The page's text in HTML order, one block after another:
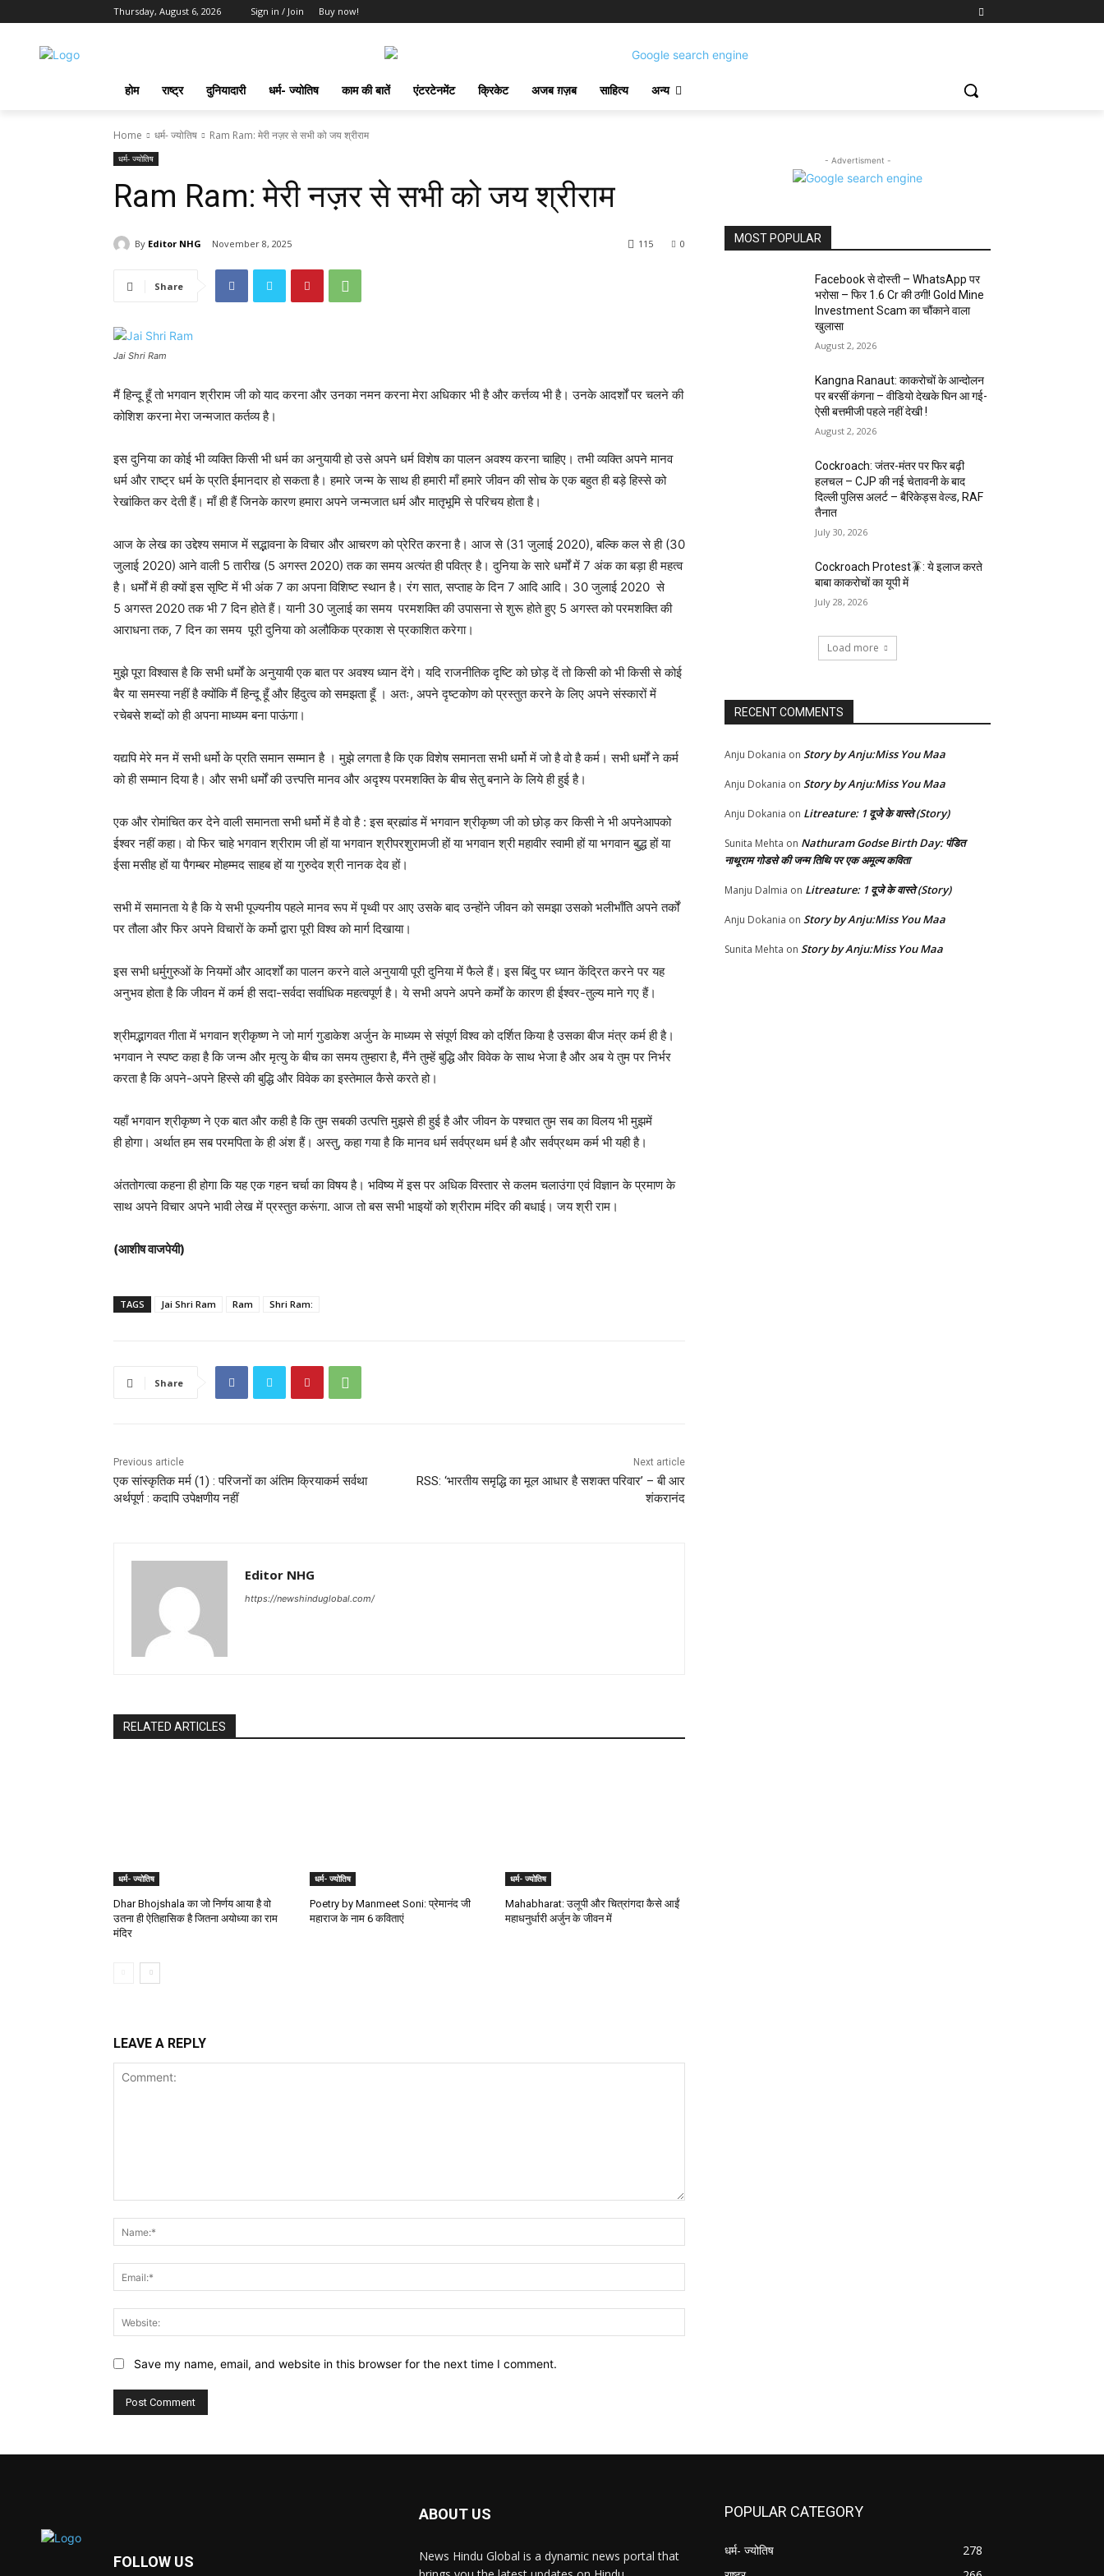
Thursday, August 6, 2026 Sign in / Join Buy now!
होम राष्ट्र दुनियादारी धर्म- ज्योतिष काम की बातें एंटरटेनमेंट क्रिकेट अजब ग़ज़ब साहित्य अन्य
Home धर्म- ज्योतिष Ram Ram: मेरी नज़र से सभी को जय श्रीराम
धर्म- ज्योतिष
Ram Ram: मेरी नज़र से सभी को जय श्रीराम
By Editor NHG November 8, 2025 0
115
Share
Jai Shri Ram
मैं हिन्दू हूँ तो भगवान श्रीराम जी को याद करना और उनका नमन करना मेरा अधिकार भी है और कर्त्तव्य भी है। उनके आदर्शों पर चलने की
कोशिश करना मेरा जन्मजात कर्तव्य है।
इस दुनिया का कोई भी व्यक्ति किसी भी धर्म का अनुयायी हो उसे अपने धर्म विशेष का पालन अवश्य करना चाहिए। तभी व्यक्ति अपने मानव
धर्म और राष्ट्र धर्म के प्रति ईमानदार हो सकता है। हमारे जन्म के साथ ही हमारी माँ हमारे जीवन की सोच के एक बहुत ही बड़े हिस्से को
रेखांकित कर देती हैं। माँ ही हैं जिनके कारण हमारा अपने जन्मजात धर्म और मातृभूमि से परिचय होता है।
आज के लेख का उद्देश्य समाज में सद्भावना के विचार और आचरण को प्रेरित करना है। आज से (31 जुलाई 2020), बल्कि कल से ही (30
जुलाई 2020) आने वाली 5 तारीख (5 अगस्त 2020) तक का समय अत्यंत ही पवित्र है। दुनिया के सारे धर्मों में 7 अंक का बड़ा ही महत्व
है। धर्मों में ही क्यों इस सृष्टि में भी अंक 7 का अपना विशिष्ट स्थान है। रंग सात, सप्ताह के दिन 7 आदि आदि। 30 जुलाई 2020 से
5 अगस्त 2020 तक भी 7 दिन होते हैं। यानी 30 जुलाई का समय परमशक्ति की उपासना से शुरू होते हुए 5 अगस्त को परमशक्ति की
आराधना तक, 7 दिन का समय पूरी दुनिया को अलौकिक प्रकाश से प्रकाशित करेगा।
मुझे पूरा विश्वास है कि सभी धर्मों के अनुयायी एक बात पर अवश्य ध्यान देंगे। यदि राजनीतिक दृष्टि को छोड़ दें तो किसी को भी किसी से कोई
बैर या समस्या नहीं है क्योंकि मैं हिन्दू हूँ और हिंदुत्व को समझता हूँ । अतः, अपने दृष्टकोण को प्रस्तुत करने के लिए अपने संस्कारों में
रचेबसे शब्दों को ही अपना माध्यम बना पाऊंगा।
यद्यपि मेरे मन में सभी धर्मो के प्रति समान सम्मान है । मुझे लगता है कि एक विशेष समानता सभी धर्मो में जो है वो है कर्म। सभी धर्मों ने कर्म
को ही सम्मान दिया है। और सभी धर्मों की उत्त्पत्ति मानव और अदृश्य परमशक्ति के बीच सेतु बनाने के लिये ही हुई है।
एक और रोमांचित कर देने वाली समानता सभी धर्मो में है वो है : इस ब्रह्मांड में भगवान श्रीकृष्ण जी को छोड़ कर किसी ने भी अपनेआपको
ईश्वर नहीं कहा। वो फिर चाहे भगवान श्रीराम जी हों या भगवान श्रीपरशुरामजी हों या भगवान श्री महावीर स्वामी हों या भगवान बुद्ध हों या
ईसा मसीह हों या पैगम्बर मोहम्मद साहब हों या गुरुदेव श्री नानक देव हों।
सभी में समानता ये है कि ये सभी पूज्यनीय पहले मानव रूप में पृथ्वी पर आए उसके बाद उन्होंने जीवन को समझा उसको भलीभाँति अपने तर्कों
पर तौला और फिर अपने विचारों के कर्मो द्वारा पूरी विश्व को मार्ग दिखाया।
इस सभी धर्मुगुरुओं के नियमों और आदर्शों का पालन करने वाले अनुयायी पूरी दुनिया में फैले हैं। इस बिंदु पर ध्यान केंद्रित करने पर यह
अनुभव होता है कि जीवन में कर्म ही सदा-सर्वदा सर्वाधिक महत्वपूर्ण है। ये सभी अपने अपने कर्मों के कारण ही ईश्वर-तुल्य माने गए हैं।
श्रीमद्भागवत गीता में भगवान श्रीकृष्ण ने जो मार्ग गुडाकेश अर्जुन के माध्यम से संपूर्ण विश्व को दर्शित किया है उसका बीज मंत्र कर्म ही है।
भगवान ने स्पष्ट कहा है कि जन्म और मृत्यु के बीच का समय तुम्हारा है, मैंने तुम्हें बुद्धि और विवेक के साथ भेजा है और अब ये तुम पर निर्भर
करता है कि अपने-अपने हिस्से की बुद्धि और विवेक का इस्तेमाल कैसे करते हो।
यहाँ भगवान श्रीकृष्ण ने एक बात और कही है कि तुम सबकी उत्पत्ति मुझसे ही हुई है और जीवन के पश्चात तुम सब का विलय भी मुझमें
ही होगा। अर्थात हम सब परमपिता के ही अंश हैं। अस्तु, कहा गया है कि मानव धर्म सर्वप्रथम धर्म है और सर्वप्रथम कर्म भी यही है।
अंततोगत्वा कहना ही होगा कि यह एक गहन चर्चा का विषय है। भविष्य में इस पर अधिक विस्तार से कलम चलाउंगा एवं विज्ञान के प्रमाण के
साथ अपने विचार अपने भावी लेख में प्रस्तुत करूंगा. आज तो बस सभी भाइयों को श्रीराम मंदिर की बधाई। जय श्री राम।
(आशीष वाजपेयी)
TAGS Jai Shri Ram Ram Shri Ram:
Share
Previous article
एक सांस्कृतिक मर्म (1) : परिजनों का अंतिम क्रियाकर्म सर्वथा
अर्थपूर्ण : कदापि उपेक्षणीय नहीं
Next article
RSS: ‘भारतीय समृद्धि का मूल आधार है सशक्त परिवार’ – बी आर
शंकरानंद
Editor NHG
https://newshinduglobal.com/
RELATED ARTICLES
धर्म- ज्योतिष
Dhar Bhojshala का जो निर्णय आया है वो
उतना ही ऐतिहासिक है जितना अयोध्या का राम
मंदिर
धर्म- ज्योतिष
Poetry by Manmeet Soni: प्रेमानंद जी
महाराज के नाम 6 कविताएं
धर्म- ज्योतिष
Mahabharat: उलूपी और चित्रांगदा कैसे आईं
महाधनुर्धारी अर्जुन के जीवन में
LEAVE A REPLY
Save my name, email, and website in this browser for the next time I comment.
- Advertisment -
MOST POPULAR
Facebook से दोस्ती – WhatsApp पर
भरोसा – फिर 1.6 Cr की ठगी! Gold Mine
Investment Scam का चौंकाने वाला
खुलासा
August 2, 2026
Kangna Ranaut: काकरोचों के आन्दोलन
पर बरसीं कंगना – वीडियो देखके घिन आ गई-
ऐसी बत्तमीजी पहले नहीं देखी !
August 2, 2026
Cockroach: जंतर-मंतर पर फिर बढ़ी
हलचल – CJP की नई चेतावनी के बाद
दिल्ली पुलिस अलर्ट – बैरिकेड्स वेल्ड, RAF
तैनात
July 30, 2026
Cockroach Protest🪳: ये इलाज करते
बाबा काकरोचों का यूपी में
July 28, 2026
Load more
RECENT COMMENTS
Anju Dokania on Story by Anju:Miss You Maa
Anju Dokania on Story by Anju:Miss You Maa
Anju Dokania on Litreature: 1 दूजे के वास्ते (Story)
Sunita Mehta on Nathuram Godse Birth Day: पंडित
नाथूराम गोडसे की जन्म तिथि पर एक अमूल्य कविता
Manju Dalmia on Litreature: 1 दूजे के वास्ते (Story)
Anju Dokania on Story by Anju:Miss You Maa
Sunita Mehta on Story by Anju:Miss You Maa
FOLLOW US
ABOUT US
News Hindu Global is a dynamic news portal that
POPULAR CATEGORY
धर्म- ज्योतिष
278